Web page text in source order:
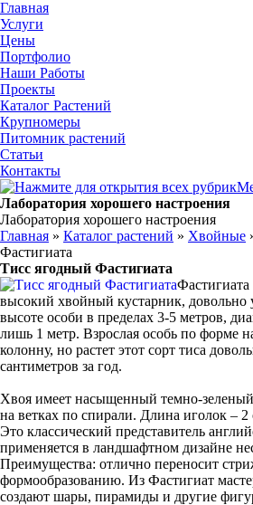
Главная
Услуги
Цены
Портфолио
Наши Работы
Проекты
Каталог Растений
Крупномеры
Питомник растений
Статьи
Контакты
Лаборатория хорошего настроения
Лаборатория хорошего настроения
Главная » Каталог растений » Хвойные
Фастигиата
Тисс ягодный Фастигиата
высокий хвойный кустарник, довольно
высоте особи в пределах 3-5 метров,
лишь 1 метр. Взрослая особь по форме
колонну, но растет этот сорт тиса
сантиметров за год.
Хвоя имеет насыщенный темно-зеленый
на ветках по спирали. Длина иголок – 2
Это классический представитель
применяется в ландшафтном дизайне
Преимущества: отлично переносит
формообразованию. Из Фастигиат
создают шары, пирамиды и другие